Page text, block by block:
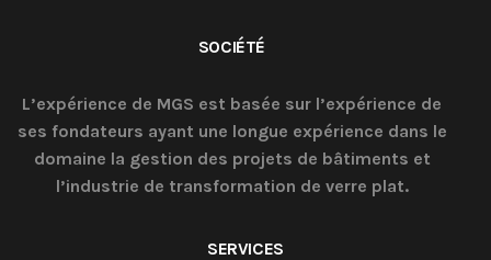
SOCIÉTÉ
L’expérience de MGS est basée sur l’expérience de
ses fondateurs ayant une longue expérience dans le
domaine la gestion des projets de bâtiments et
l’industrie de transformation de verre plat.
SERVICES